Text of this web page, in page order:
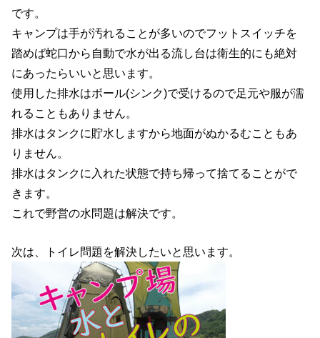
です。
キャンプは手が汚れることが多いのでフットスイッチを
踏めば蛇口から自動で水が出る流し台は衛生的にも絶対
にあったらいいと思います。
使用した排水はボール(シンク)で受けるので足元や服が濡
れることもありません。
排水はタンクに貯水しますから地面がぬかるむこともあ
りません。
排水はタンクに入れた状態で持ち帰って捨てることがで
きます。
これで野営の水問題は解決です。
次は、トイレ問題を解決したいと思います。